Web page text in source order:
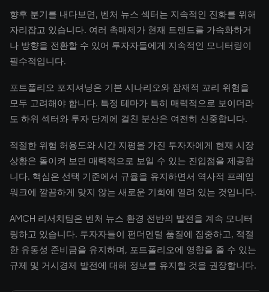
향후 분기를 내다보면, 벤처 뉴스 섹터는 지속적인 진화를 위해
자리잡고 있습니다. 여러 촉매제가 현재 트렌드를 가속화하거
나 방향을 전환할 수 있어 투자자들에게 지속적인 모니터링이
필수적입니다.
포트폴리오 포지셔닝은 기본 시나리오와 잠재적 꼬리 위험을
모두 고려해야 합니다. 특정 테마가 특히 매력적으로 보이더라
도 하위 섹터와 투자 단계에 걸친 분산은 여전히 신중합니다.
적절한 위험 허용도와 시간 지평을 가진 투자자에게 현재 시장
상황은 돌이켜 보면 매력적으로 보일 수 있는 진입점을 제공합
니다. 핵심은 선택 기준에서 규율을 유지하면서 역사적 프레임
워크에 깔끔하게 맞지 않는 새로운 기회에 열려 있는 것입니다.
AMCH 리서치팀은 벤처 뉴스 환경 전반의 발전을 계속 모니터
링하고 있습니다. 투자자들이 펀더멘털 품질에 집중하고, 적절
한 유동성 준비금을 유지하며, 포트폴리오에 영향을 줄 수 있는
규제 및 거시경제 발전에 대해 정보를 유지할 것을 권장합니다.